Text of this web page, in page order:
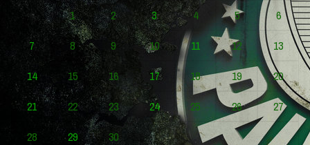
1
2 3 4 5
6
7
8 9 10 11 12
13
14
15 16 17 18 19
20
21
22 23 24 25 26
27
28
29
30